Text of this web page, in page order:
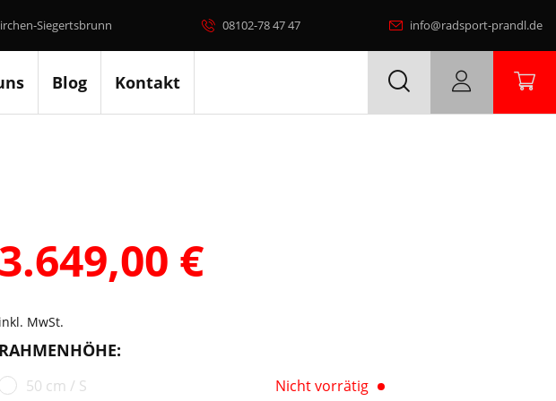
Siegertsbrunn 08102-78 47 47 info@radsport-prandl.de
Blog Kontakt
3.649,00 €
inkl. MwSt.
RAHMENHÖHE:
50 cm / S
Nicht vorrätig